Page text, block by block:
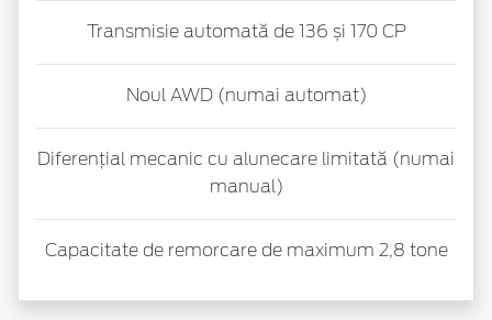
Transmisie automată de 136 și 170 CP
Noul AWD (numai automat)
Diferențial mecanic cu alunecare limitată (numai
manual)
Capacitate de remorcare de maximum 2,8 tone